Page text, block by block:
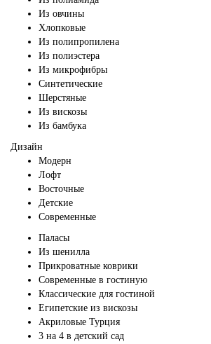
Из овчины
Хлопковые
Из полипропилена
Из полиэстера
Из микрофибры
Синтетические
Шерстяные
Из вискозы
Из бамбука
Дизайн
Модерн
Лофт
Восточные
Детские
Современные
Паласы
Из шенилла
Прикроватные коврики
Современные в гостиную
Классические для гостиной
Египетские из вискозы
Акриловые Турция
3 на 4 в детский сад